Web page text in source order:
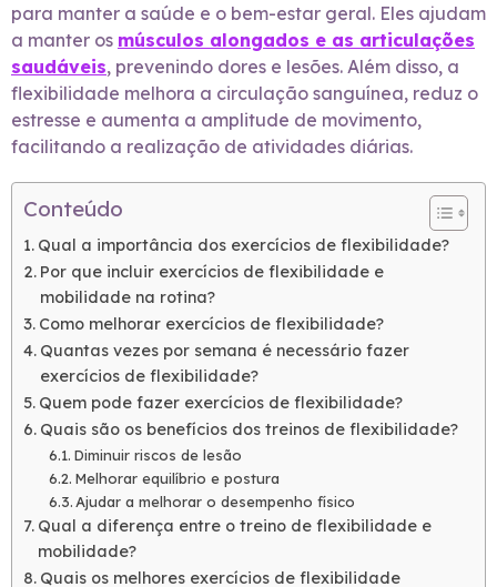
para manter a saúde e o bem-estar geral. Eles ajudam
a manter os músculos alongados e as articulações
saudáveis, prevenindo dores e lesões. Além disso, a
flexibilidade melhora a circulação sanguínea, reduz o
estresse e aumenta a amplitude de movimento,
facilitando a realização de atividades diárias.
Conteúdo
Qual a importância dos exercícios de flexibilidade?
Por que incluir exercícios de flexibilidade e
mobilidade na rotina?
Como melhorar exercícios de flexibilidade?
Quantas vezes por semana é necessário fazer
exercícios de flexibilidade?
Quem pode fazer exercícios de flexibilidade?
Quais são os benefícios dos treinos de flexibilidade?
Diminuir riscos de lesão
Melhorar equilíbrio e postura
Ajudar a melhorar o desempenho físico
Qual a diferença entre o treino de flexibilidade e
mobilidade?
Quais os melhores exercícios de flexibilidade